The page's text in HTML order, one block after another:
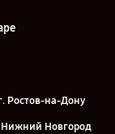
Ростов-на-Дону
Нижний Новгород